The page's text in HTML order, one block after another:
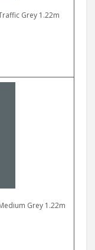
Grey 1.22m
Grey 1.22m